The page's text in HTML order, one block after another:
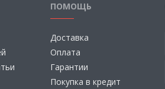
ПОМОЩЬ
Доставка
Оплата
Гарантии
Покупка в кредит